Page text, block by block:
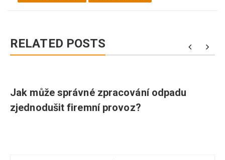
RELATED POSTS
Jak může správné zpracování odpadu
zjednodušit firemní provoz?